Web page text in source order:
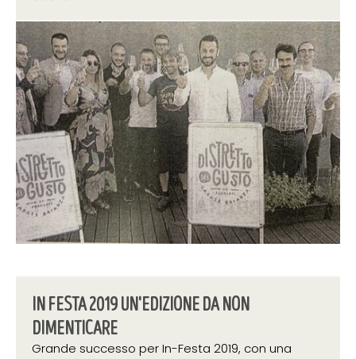
24 giugno 2019
IN FESTA 2019 UN'EDIZIONE DA NON
DIMENTICARE
Grande successo per In-Festa 2019, con una